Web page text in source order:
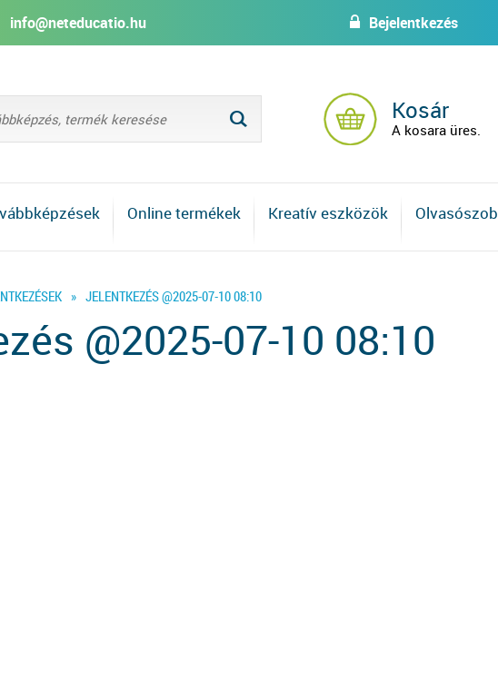
w Bejelentkezés
info@neteducatio.hu
L Kosár
A kosara üres.
Online termékek Kreatív eszközök
» JELENTKEZÉS @2025-07-10 08:10
@2025-07-10 08:10